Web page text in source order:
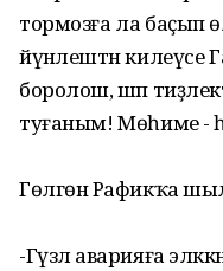
тормозға ла баҫып
йүнәлештән килеүсе
боролош, шәп
туғаным! Мөһиме -
Гөлгөнә Рафикҡа
-Гүзәл аварияға